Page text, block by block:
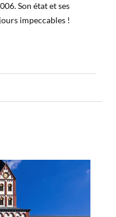
Son état et ses
impeccables !